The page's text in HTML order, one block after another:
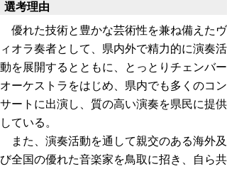
選考理由
優れた技術と豊かな芸術性を兼ね備えたヴ
ィオラ奏者として、県内外で精力的に演奏活
動を展開するとともに、とっとりチェンバー
オーケストラをはじめ、県内でも多くのコン
サートに出演し、質の高い演奏を県民に提供
している。
また、演奏活動を通して親交のある海外及
び全国の優れた音楽家を鳥取に招き、自ら共